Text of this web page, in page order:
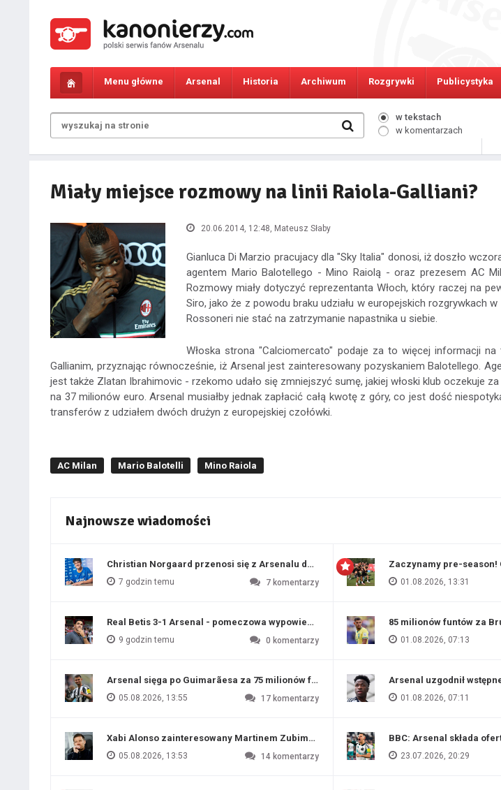
Menu główne Arsenal Historia Archiwum Rozgrywki Publicystyka
w tekstach
w komentarzach
Miały miejsce rozmowy na linii Raiola-Galliani?
20.06.2014, 12:48, Mateusz Słaby
Gianluca Di Marzio pracujacy dla "Sky Italia" donosi, iż doszło
agentem Mario Balotellego - Mino Raiolą - oraz prezesem AC
Rozmowy miały dotyczyć reprezentanta Włoch, który raczej na
Siro, jako że z powodu braku udziału w europejskich rozgrywkach
Rossoneri nie stać na zatrzymanie napastnika u siebie.
Włoska strona "Calciomercato" podaje za to więcej informacji
Gallianim, przyznając równocześnie, iż Arsenal jest zainteresowany pozyskaniem Balotellego.
jest także Zlatan Ibrahimovic - rzekomo udało się zmniejszyć sumę, jakiej włoski klub oczekuje
na 37 milionów euro. Arsenal musiałby jednak zapłacić całą kwotę z góry, co jest dość
transferów z udziałem dwóch drużyn z europejskiej czołówki.
AC Milan Mario Balotelli Mino Raiola
Najnowsze wiadomości
Christian Norgaard przenosi się z Arsenalu do Evertonu
7 godzin temu 7 komentarzy
Real Betis 3-1 Arsenal - pomeczowa wypowiedź Artety
9 godzin temu 0 komentarzy
Arsenal sięga po Guimarãesa za 75 milionów funtów
05.08.2026, 13:55 17 komentarzy
Xabi Alonso zainteresowany Martinem Zubimendim
05.08.2026, 13:53 14 komentarzy
Zaczynamy pre-season!
01.08.2026, 13:31
85 milionów funtów za
01.08.2026, 07:13
Arsenal uzgodnił
01.08.2026, 07:11
BBC: Arsenal składa
23.07.2026, 20:29